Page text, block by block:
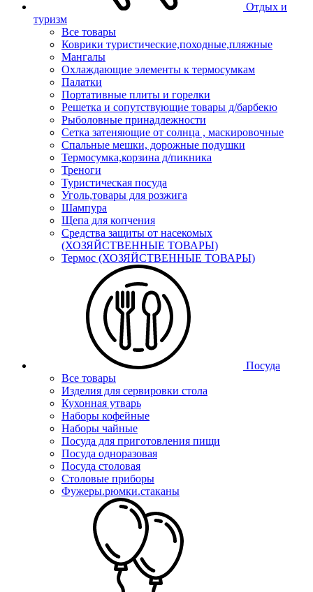
Отдых и
туризм
Все товары
Коврики туристические,походные,пляжные
Мангалы
Охлаждающие элементы к термосумкам
Палатки
Портативные плиты и горелки
Решетка и сопутствующие товары д/барбекю
Рыболовные принадлежности
Сетка затеняющие от солнца , маскировочные
Спальные мешки, дорожные подушки
Термосумка,корзина д/пикника
Треноги
Туристическая посуда
Уголь,товары для розжига
Шампура
Щепа для копчения
Средства защиты от насекомых
(ХОЗЯЙСТВЕННЫЕ ТОВАРЫ)
Термос (ХОЗЯЙСТВЕННЫЕ ТОВАРЫ)
Посуда
Все товары
Изделия для сервировки стола
Кухонная утварь
Наборы кофейные
Наборы чайные
Посуда для приготовления пищи
Посуда одноразовая
Посуда столовая
Столовые приборы
Фужеры.рюмки.стаканы